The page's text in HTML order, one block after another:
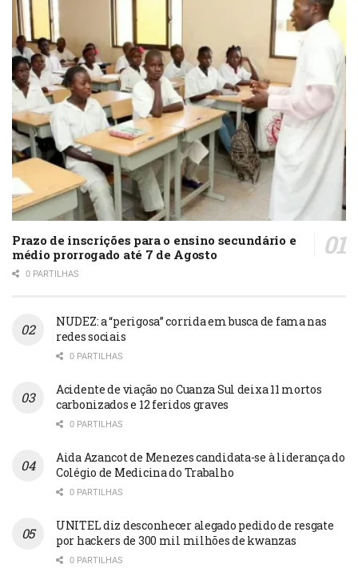
Prazo de inscrições para o ensino secundário e
médio prorrogado até 7 de Agosto
0 PARTILHAS
NUDEZ: a “perigosa” corrida em busca de fama nas
redes sociais
0 PARTILHAS
Acidente de viação no Cuanza Sul deixa 11 mortos
carbonizados e 12 feridos graves
0 PARTILHAS
Aida Azancot de Menezes candidata-se à liderança do
Colégio de Medicina do Trabalho
0 PARTILHAS
UNITEL diz desconhecer alegado pedido de resgate
por hackers de 300 mil milhões de kwanzas
0 PARTILHAS